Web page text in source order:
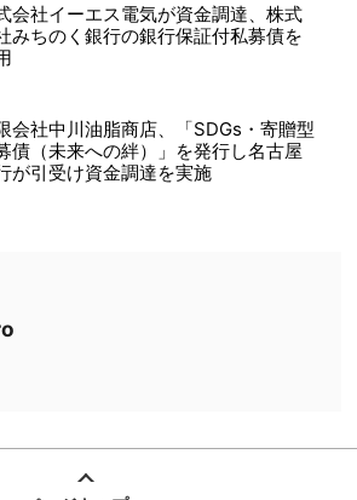
会社イーエス電気が資金調達、株式
みちのく銀行の銀行保証付私募債を
会社中川油脂商店、「SDGs・寄贈型
債（未来への絆）」を発行し名古屋
が引受け資金調達を実施